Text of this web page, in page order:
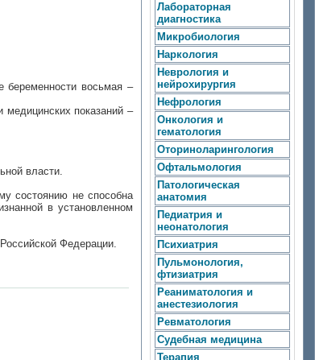
беременности восьмая –
показаний –
власти.
состоянию не способна
в установленном
Федерации.
Лабораторная
диагностика
Микробиология
Наркология
Неврология и
нейрохирургия
Нефрология
Онкология и
гематология
Оториноларингология
Офтальмология
Патологическая
анатомия
Педиатрия и
неонатология
Психиатрия
Пульмонология,
фтизиатрия
Реаниматология и
анестезиология
Ревматология
Судебная медицина
Терапия